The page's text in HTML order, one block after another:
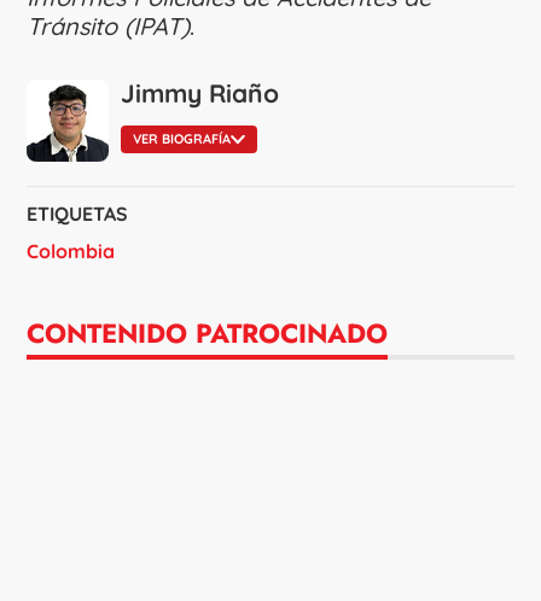
Tránsito (IPAT).
Jimmy Riaño
VER BIOGRAFÍA
ETIQUETAS
Colombia
CONTENIDO PATROCINADO